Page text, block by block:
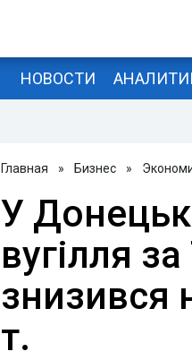
НОВОСТИ
Главная » Бизнес »
У
вугілля
знизився
т.